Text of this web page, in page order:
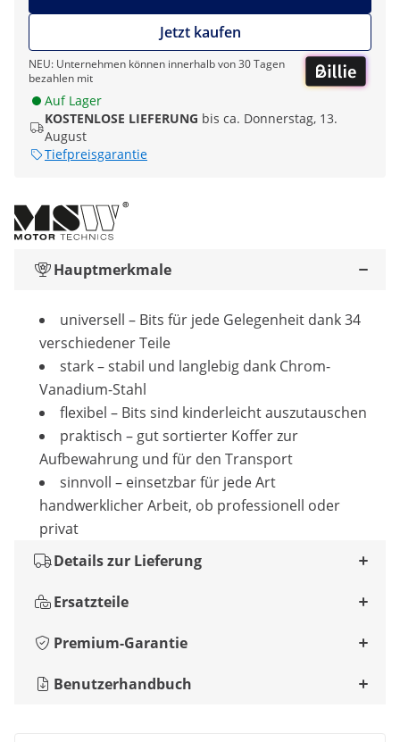
Jetzt kaufen
NEU: Unternehmen können innerhalb von 30 Tagen
bezahlen mit
Auf Lager
KOSTENLOSE LIEFERUNG bis ca. Donnerstag, 13.
August
Tiefpreisgarantie
Hauptmerkmale
universell – Bits für jede Gelegenheit dank 34
verschiedener Teile
stark – stabil und langlebig dank Chrom-
Vanadium-Stahl
flexibel – Bits sind kinderleicht auszutauschen
praktisch – gut sortierter Koffer zur
Aufbewahrung und für den Transport
sinnvoll – einsetzbar für jede Art
handwerklicher Arbeit, ob professionell oder
privat
Details zur Lieferung
Ersatzteile
Premium-Garantie
Benutzerhandbuch